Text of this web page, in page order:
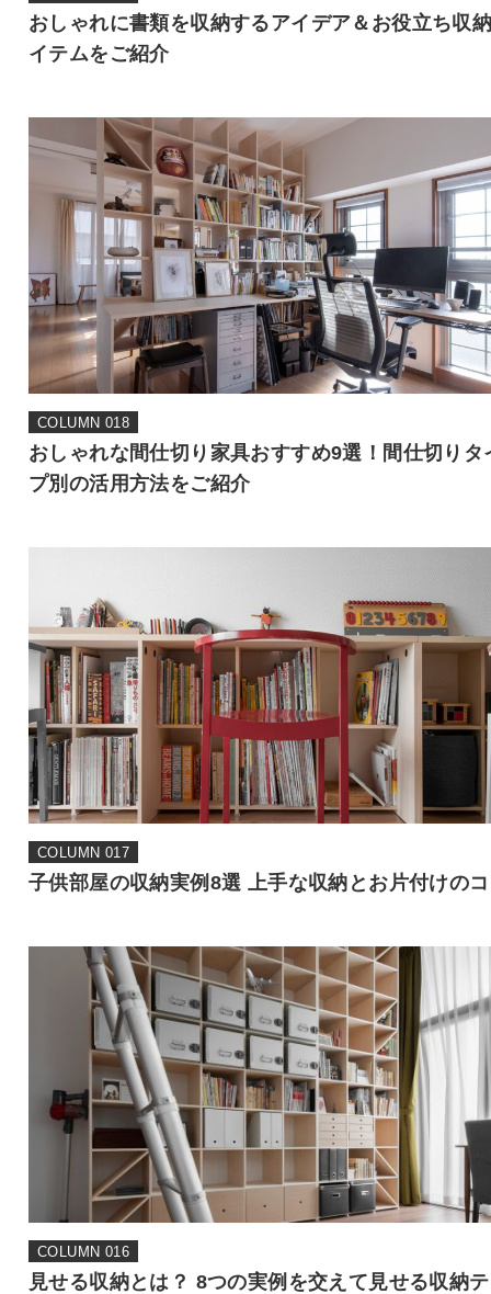
おしゃれに書類を収納するアイデア＆お役立ち収
イテムをご紹介
COLUMN 018
おしゃれな間仕切り家具おすすめ9選！間仕切りタ
プ別の活用方法をご紹介
COLUMN 017
子供部屋の収納実例8選 上手な収納とお片付けの
COLUMN 016
見せる収納とは？ 8つの実例を交えて見せる収納